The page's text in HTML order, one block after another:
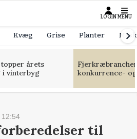
LOGIN MENU
Kvæg Grise Planter
topper årets
i vinterbyg
konkurrence-
til